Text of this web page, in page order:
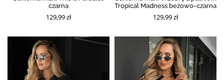
czarna
129,99 zł
Tropical Madness beżowo-czarna
129,99 zł